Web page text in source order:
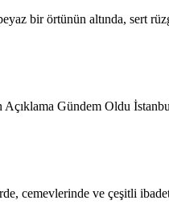
bir örtünün altında, sert
Açıklama Gündem Oldu
cemevlerinde ve çeşitli